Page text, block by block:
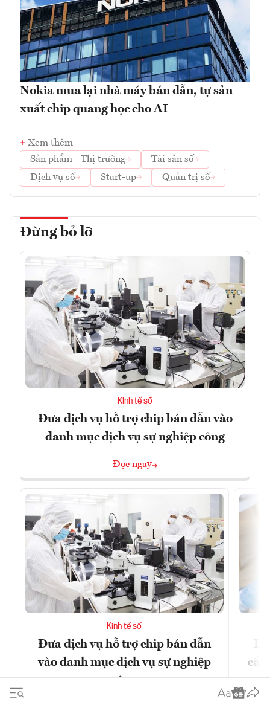
Nokia mua lại nhà máy bán dẫn, tự sản
xuất chip quang học cho AI
Xem thêm
Sản phẩm - Thị trường
Tài sản số
Dịch vụ số
Start-up Quản trị số
Đừng bỏ lỡ
Kinh tế số
Đưa dịch vụ hỗ trợ chip bán dẫn vào
danh mục dịch vụ sự nghiệp công
Đọc ngay
Kinh tế số
Đưa dịch vụ hỗ trợ chip bán dẫn
vào danh mục dịch vụ sự nghiệp
công